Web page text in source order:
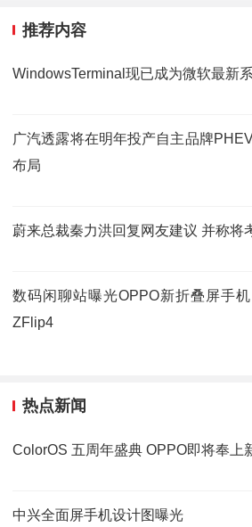
推荐内容
WindowsTerminal现已成为微软最新
广汽透露将在明年投产自主品牌
布局
蔚来总裁秦力洪回复网友建议 并称将
数码闲聊站曝光OPPO新折叠屏手
ZFlip4
热点新闻
ColorOS 五周年盛典 OPPO即将奉上
中兴全面屏手机设计图曝光